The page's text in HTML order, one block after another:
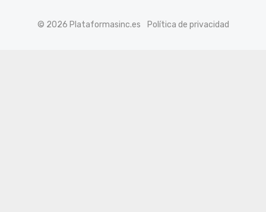
© 2026 Plataformasinc.es Política de privacidad